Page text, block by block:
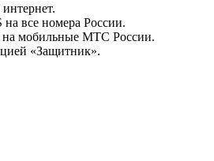
все номера России.
мобильные МТС России.
«Защитник».